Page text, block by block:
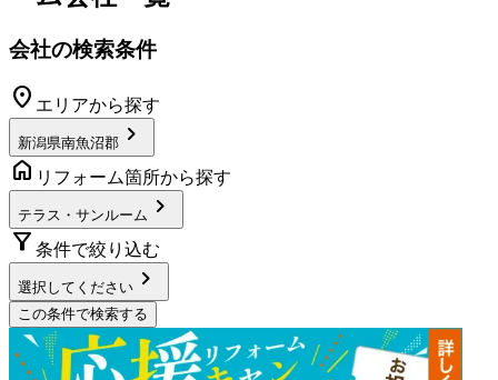
会社の検索条件
location_on エリアから探す
新潟県南魚沼郡 chevron_right
home リフォーム箇所から探す
テラス・サンルーム chevron_right
filter_alt 条件で絞り込む
選択してください chevron_right
この条件で検索する